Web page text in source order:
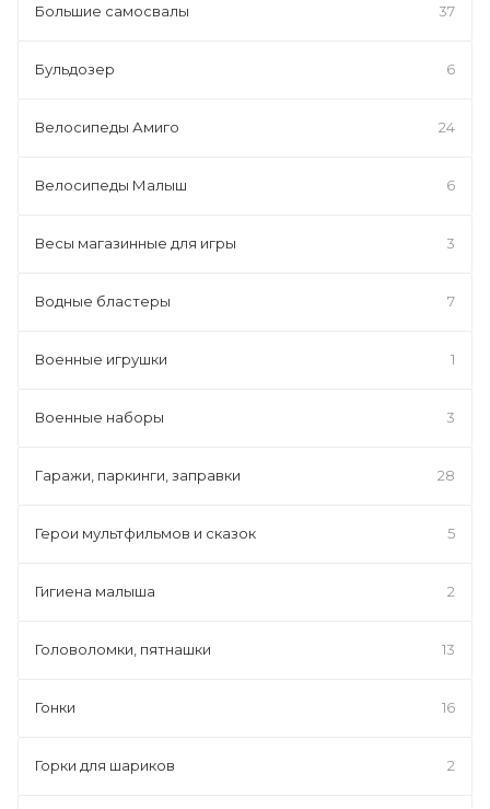
Большие самосвалы 37
Бульдозер 6
Велосипеды Амиго 24
Велосипеды Малыш 6
Весы магазинные для игры 3
Водные бластеры 7
Военные игрушки 1
Военные наборы 3
Гаражи, паркинги, заправки 28
Герои мультфильмов и сказок 5
Гигиена малыша 2
Головоломки, пятнашки 13
Гонки 16
Горки для шариков 2